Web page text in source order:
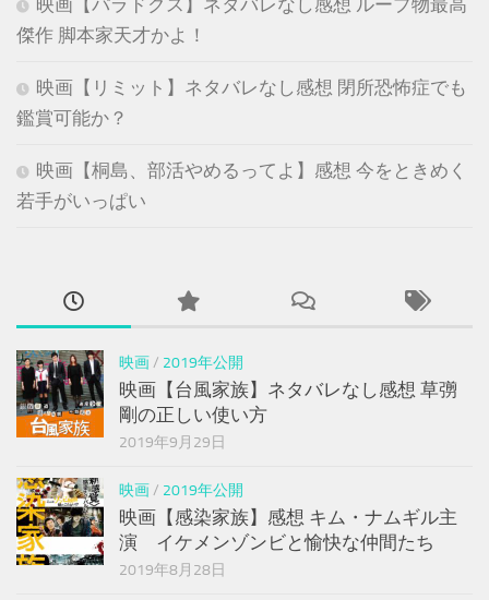
傑作 脚本家天才かよ！
映画【リミット】ネタバレなし感想 閉所恐怖症でも
鑑賞可能か？
映画【桐島、部活やめるってよ】感想 今をときめく
若手がいっぱい
映画/ 2019年公開
映画【台風家族】ネタバレなし感想 草彅
剛の正しい使い方
2019年9月29日
映画/ 2019年公開
映画【感染家族】感想 キム・ナムギル主
演 イケメンゾンビと愉快な仲間たち
2019年8月28日